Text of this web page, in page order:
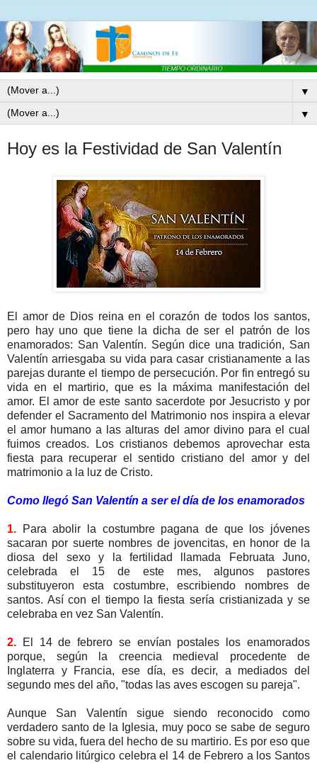
▼
▼
Hoy es la Festividad de San Valentín
El amor de Dios reina en el corazón de todos los santos,
pero hay uno que tiene la dicha de ser el patrón de los
enamorados: San Valentín. Según dice una tradición, San
Valentín arriesgaba su vida para casar cristianamente a las
parejas durante el tiempo de persecución. Por fin entregó su
vida en el martirio, que es la máxima manifestación del
amor. El amor de este santo sacerdote por Jesucristo y por
defender el Sacramento del Matrimonio nos inspira a elevar
el amor humano a las alturas del amor divino para el cual
fuimos creados. Los cristianos debemos aprovechar esta
fiesta para recuperar el sentido cristiano del amor y del
matrimonio a la luz de Cristo.
Como llegó San Valentín a ser el día de los enamorados
1. Para abolir la costumbre pagana de que los jóvenes
sacaran por suerte nombres de jovencitas, en honor de la
diosa del sexo y la fertilidad llamada Februata Juno,
celebrada el 15 de este mes, algunos pastores
substituyeron esta costumbre, escribiendo nombres de
santos. Así con el tiempo la fiesta sería cristianizada y se
celebraba en vez San Valentín.
2. El 14 de febrero se envían postales los enamorados
porque, según la creencia medieval procedente de
Inglaterra y Francia, ese día, es decir, a mediados del
segundo mes del año, "todas las aves escogen su pareja".
Aunque San Valentín sigue siendo reconocido como
verdadero santo de la Iglesia, muy poco se sabe de seguro
sobre su vida, fuera del hecho de su martirio. Es por eso que
el calendario litúrgico celebra el 14 de Febrero a los Santos